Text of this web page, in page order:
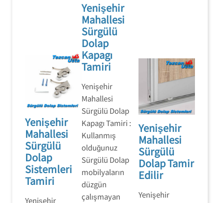
Yenişehir
Mahallesi
Sürgülü
Dolap
Sistemleri
Tamiri
Yenişehir
Yenişehir
Mahallesi
Sürgülü
Dolap
Kapagı
Tamiri
Yenişehir
Mahallesi
Sürgülü Dolap
Kapagı Tamiri :
Kullanmış
olduğunuz
Sürgülü Dolap
mobilyaların
düzgün
çalışmayan
Yenişehir
Mahallesi
Sürgülü
Dolap Tamir
Edilir
Yenişehir